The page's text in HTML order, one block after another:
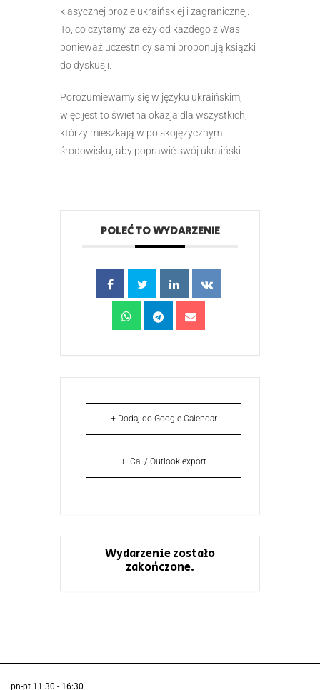
klasycznej prozie ukraińskiej i zagranicznej.
To, co czytamy, zależy od każdego z Was,
ponieważ uczestnicy sami proponują książki
do dyskusji.
Porozumiewamy się w języku ukraińskim,
więc jest to świetna okazja dla wszystkich,
którzy mieszkają w polskojęzycznym
środowisku, aby poprawić swój ukraiński.
POLEĆ TO WYDARZENIE
+ Dodaj do Google Calendar
+ iCal / Outlook export
Wydarzenie zostało
zakończone.
pn-pt 11:30 - 16:30